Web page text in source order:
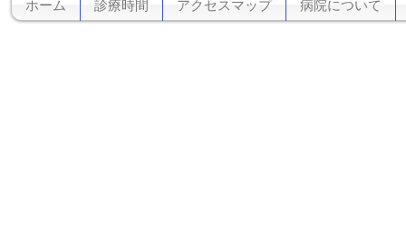
ホーム 診療時間 アクセスマップ 病院について